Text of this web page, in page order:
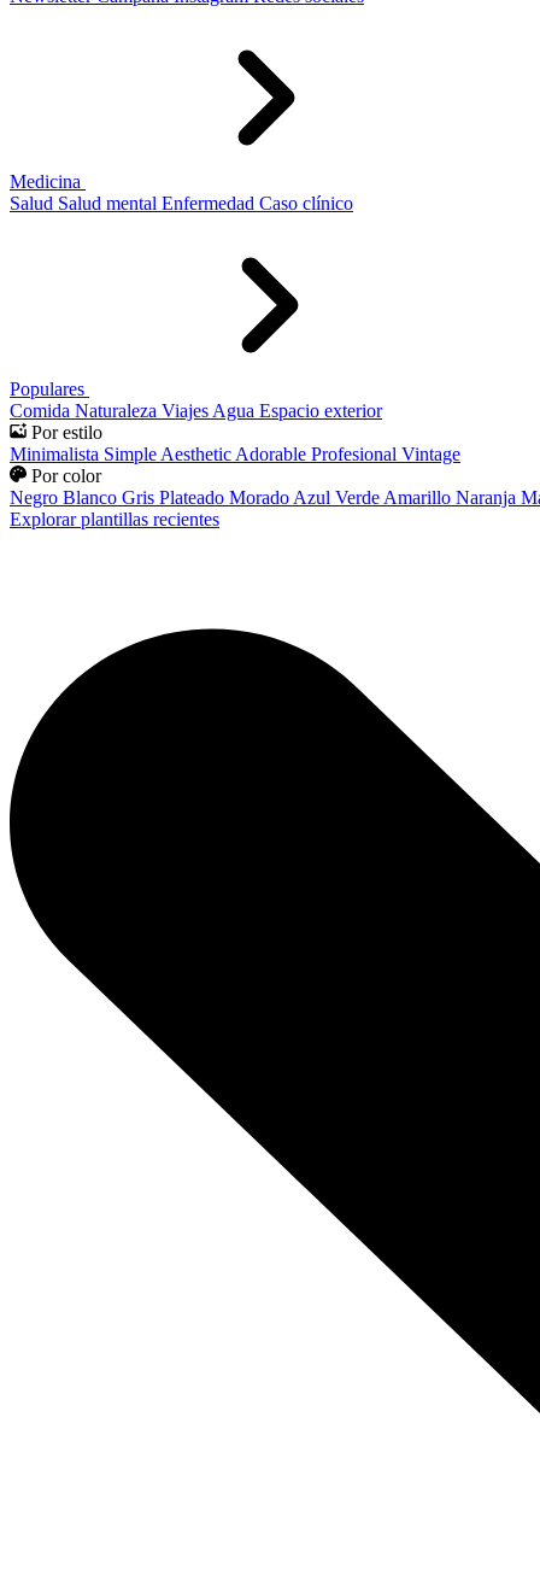
Medicina
Salud Salud mental Enfermedad Caso clínico
Populares
Comida Naturaleza Viajes Agua Espacio exterior
Por estilo
Minimalista Simple Aesthetic Adorable Profesional Vintage
Por color
Negro Blanco Gris Plateado Morado Azul Verde Amarillo Naranja
Explorar plantillas recientes